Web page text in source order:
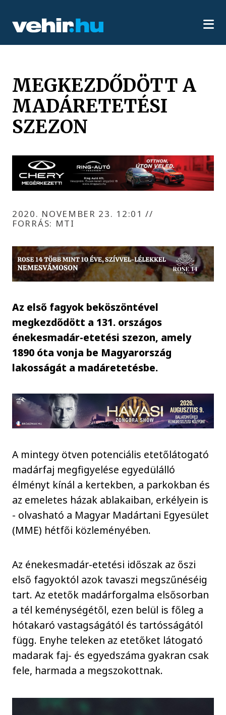
MEGKEZDŐDÖTT A
MADÁRETETÉSI
SZEZON
2020. NOVEMBER 23. 12:01//
FORRÁS: MTI
Az első fagyok beköszöntével
megkezdődött a 131. országos
énekesmadár-etetési szezon, amely
1890 óta vonja be Magyarország
lakosságát a madáretetésbe.
A mintegy ötven potenciális etetőlátogató
madárfaj megfigyelése egyedülálló
élményt kínál a kertekben, a parkokban és
az emeletes házak ablakaiban, erkélyein is
- olvasható a Magyar Madártani Egyesület
(MME) hétfői közleményében.
Az énekesmadár-etetési időszak az őszi
első fagyoktól azok tavaszi megszűnéséig
tart. Az etetők madárforgalma elsősorban
a tél keménységétől, ezen belül is főleg a
hótakaró vastagságától és tartósságától
függ. Enyhe teleken az etetőket látogató
madarak faj- és egyedszáma gyakran csak
fele, harmada a megszokottnak.